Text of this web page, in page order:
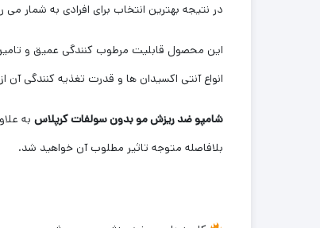
در نتیجه بهترین انتخاب برای افرادی به
این محصول قابلیت مرطوب کنندگی عمیق و
انواع آنتی اکسیدان ها و قدرت تغذیه کنندگی
شامپو ضد ریزش مو بدون سولفات کرپلاس
بلافاصله متوجه تاثیر مطلوب آن خواهید شد.